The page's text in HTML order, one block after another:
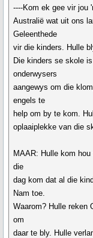
----Kom ek gee vir jou
Australië wat uit ons
Geleenthede
vir die kinders. Hulle
Die kinders se skole
onderwysers
aangewys om die
engels te
help om by te kom.
oplaaiplekke van die
MAAR: Hulle kom
die
dag kom dat al die
Nam toe.
Waarom? Hulle reken
om
daar te bly. Hulle